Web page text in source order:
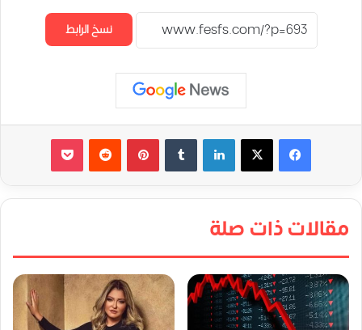
نسخ الرابط
لينكدإن بينتيريست
مقالات ذات صلة